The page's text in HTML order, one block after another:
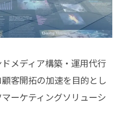
メディア構築・運用代行
客開拓の加速を目的とし
ーケティングソリューシ